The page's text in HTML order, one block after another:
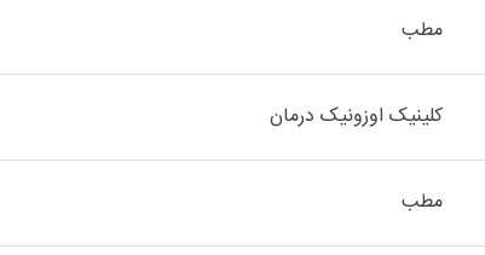
مطب
کلینیک اوزونیک درمان
مطب